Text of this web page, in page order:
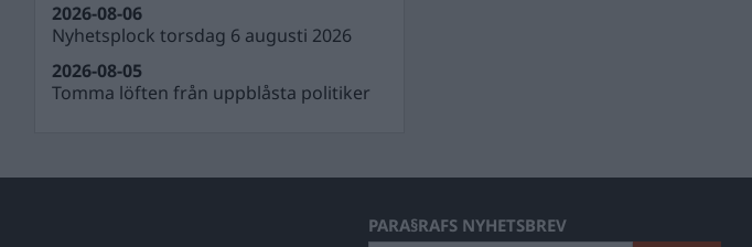
Nyhetsplock torsdag 6 augusti 2026
2026-08-06
Tomma löften från uppblåsta politiker
2026-08-05
PARA§RAFS NYHETSBREV